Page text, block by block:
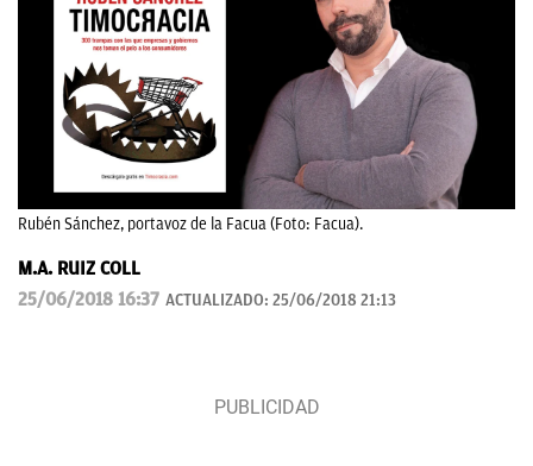
Rubén Sánchez, portavoz de la Facua (Foto: Facua).
M.A. RUIZ COLL
25/06/2018 16:37 ACTUALIZADO: 25/06/2018 21:13